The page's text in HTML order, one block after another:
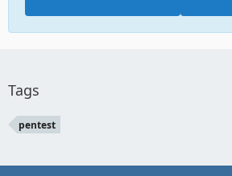
Tags
pentest